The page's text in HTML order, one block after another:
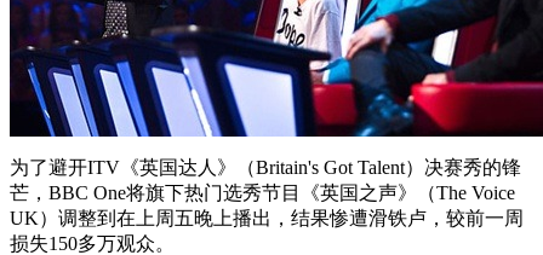
为了避开ITV《英国达人》（Britain's Got Talent）决赛秀的锋
芒，BBC One将旗下热门选秀节目《英国之声》（The Voice
UK）调整到在上周五晚上播出，结果惨遭滑铁卢，较前一周
损失150多万观众。